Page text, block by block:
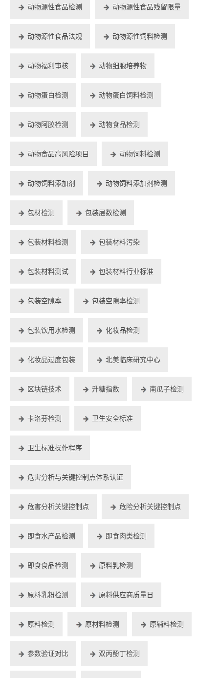
动物源性食品检测 动物源性食品残留限量
动物源性食品法规 动物源性饲料检测
动物福利审核 动物细胞培养物
动物蛋白检测 动物蛋白饲料检测
动物阿胶检测 动物食品检测
动物食品高风险项目 动物饲料检测
动物饲料添加剂 动物饲料添加剂检测
包材检测 包装层数检测
包装材料检测 包装材料污染
包装材料测试 包装材料行业标准
包装空隙率 包装空隙率检测
包装饮用水检测 化妆品检测
化妆品过度包装 北美临床研究中心
区块链技术 升糖指数 南瓜子检测
卡洛芬检测 卫生安全标准
卫生标准操作程序
危害分析与关键控制点体系认证
危害分析关键控制点 危险分析关键控制点
即食水产品检测 即食肉类检测
即食食品检测 原料乳检测
原料乳粉检测 原料供应商质量日
原料检测 原材料检测 原辅料检测
参数验证对比 双丙酚丁检测